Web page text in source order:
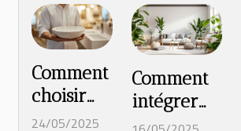
Comment
choisir
un
24/05/2025
Comment
intégrer
des